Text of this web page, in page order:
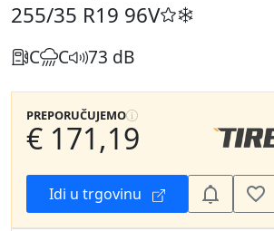
255/35 R19 96V
C C 73 dB
PREPORUČUJEMO
€ 171,19
Idi u trgovinu